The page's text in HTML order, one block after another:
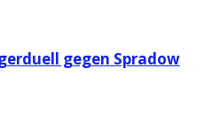
gegen Spradow